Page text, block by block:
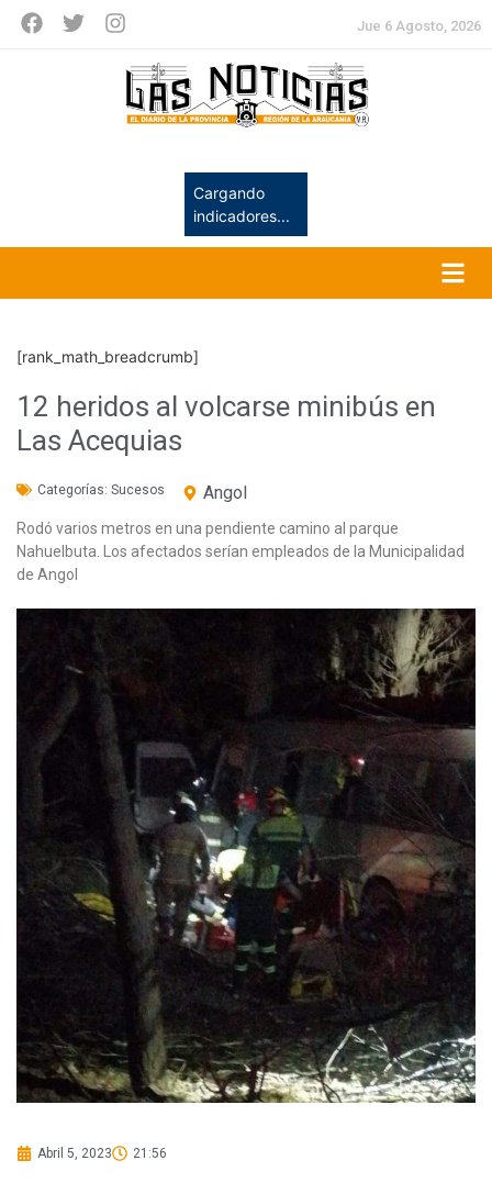
Jue 6 Agosto, 2026
Cargando
indicadores...
[rank_math_breadcrumb]
12 heridos al volcarse minibús en
Las Acequias
Categorías: Sucesos Angol
Rodó varios metros en una pendiente camino al parque
Nahuelbuta. Los afectados serían empleados de la Municipalidad
de Angol
Abril 5, 2023 21:56